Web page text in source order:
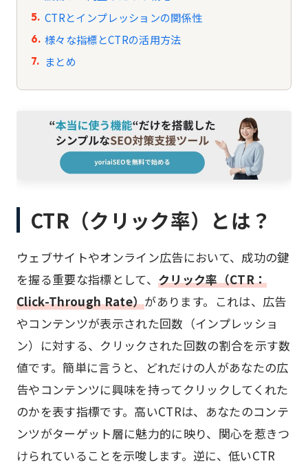
CTRとインプレッションの関係性
様々な指標とCTRの活用方法
まとめ
CTR（クリック率）とは？
ウェブサイトやオンライン広告において、成功の鍵
を握る重要な指標として、クリック率（CTR：
Click-Through Rate）があります。これは、広告
やコンテンツが表示された回数（インプレッショ
ン）に対する、クリックされた回数の割合を示す数
値です。簡単に言うと、どれだけの人があなたの広
告やコンテンツに興味を持ってクリックしてくれた
のかを表す指標です。高いCTRは、あなたのコンテ
ンツがターゲット層に魅力的に映り、関心を惹きつ
けられていることを示唆します。逆に、低いCTR